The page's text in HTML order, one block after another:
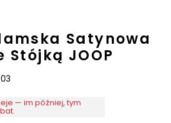
Satynowa
Stójką JOOP
— im później, tym